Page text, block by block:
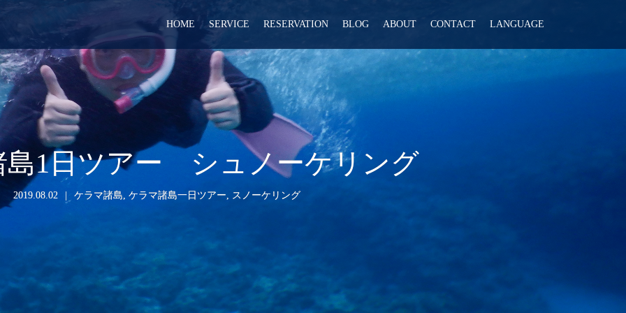
HOME SERVICE RESERVATION BLOG ABOUT CONTACT LANGUAGE
島1日ツアー シュノーケリング
2019.08.02 ケラマ諸島 ケラマ諸島一日ツアー スノーケリング